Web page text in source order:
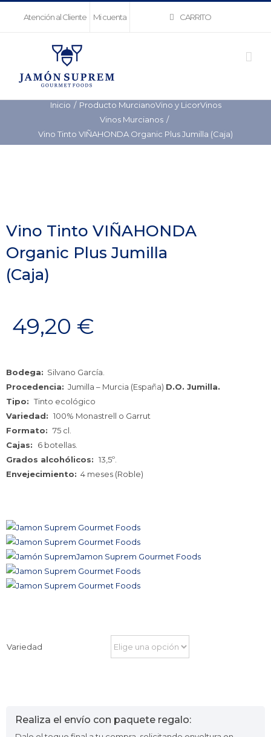
Atención al Cliente Mi cuenta CARRITO
Inicio Producto MurcianoVino y LicorVinos
Vinos Murcianos
Vino Tinto VIÑAHONDA Organic Plus Jumilla (Caja)
Vino Tinto VIÑAHONDA
Organic Plus Jumilla
(Caja)
49,20 €
Bodega: Silvano García.
Procedencia: Jumilla – Murcia (España) D.O. Jumilla.
Tipo:Tinto ecológico
Variedad: 100% Monastrell o Garrut
Formato: 75 cl.
Cajas: 6 botellas.
Grados alcohólicos: 13,5º.
Envejecimiento: 4 meses (Roble)
Variedad
Realiza el envío con paquete regalo: